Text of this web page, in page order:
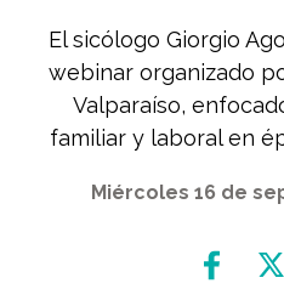
El sicólogo Giorgio
webinar organizado
Valparaíso,
familiar y laboral en
Miércoles 16 de